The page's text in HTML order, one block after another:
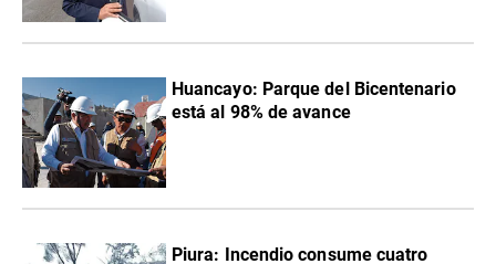
Huancayo: Parque del Bicentenario
está al 98% de avance
Piura: Incendio consume cuatro